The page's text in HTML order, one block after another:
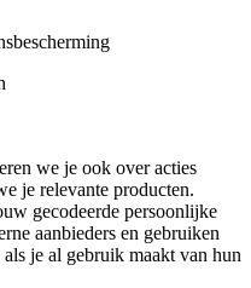
we je ook over acties
je relevante producten.
gecodeerde persoonlijke
aanbieders en gebruiken
je al gebruik maakt van hun